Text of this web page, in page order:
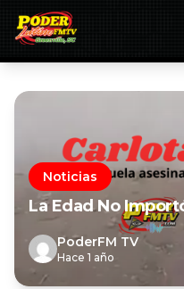
Noticias
La Edad No
PoderFM TV
Hace 1 año